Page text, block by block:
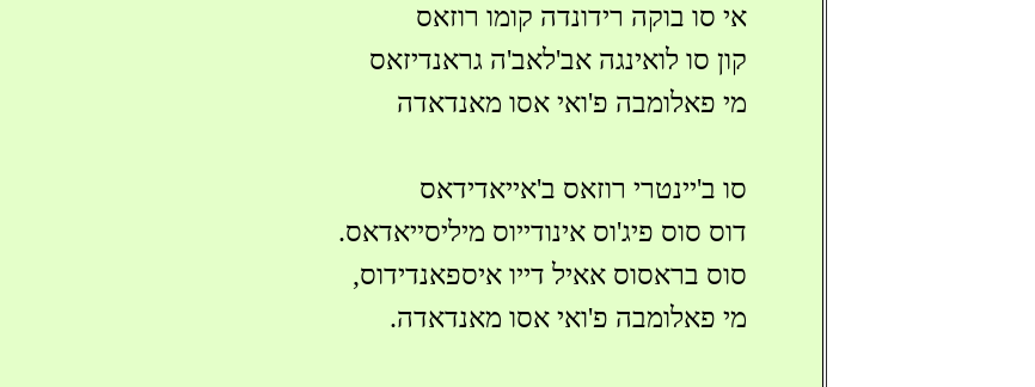
אי סו בוקה רידונדה קומו רוזאס
קון סו לואינגה אב'לאב'ה גראנדיזאס
מי פאלומבה פ'ואי אסו מאנדאדה
סו ב'יינטרי רוזאס ב'אייאדידאס
דוס סוס פיג'וס אינודייוס מיליסייאדאס.
סוס בראסוס אאיל דייו איספאנדידוס,
מי פאלומבה פ'ואי אסו מאנדאדה.